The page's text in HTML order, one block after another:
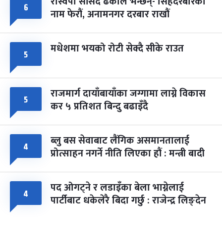
६ नाम फेरौं, अनामनगर दरबार राखौं
५ मधेशमा भयको रोटी सेक्दै सीके राउत
५ राजमार्ग दायाँबायाँका जग्गामा लाग्ने विकास
कर ५ प्रतिशत बिन्दु बढाइँदै
४ ब्लु बस सेवाबाट लैंगिक असमानतालाई
प्रोत्साहन नगर्ने नीति लिएका हौं : मन्त्री बादी
४ पद ओगट्ने र लडाइँका बेला भाग्नेलाई
पार्टीबाट धकेलेरै बिदा गर्छु : राजेन्द्र लिङ्देन